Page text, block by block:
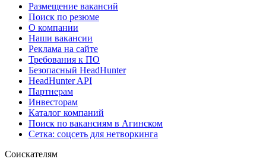
Размещение вакансий
Поиск по резюме
О компании
Наши вакансии
Реклама на сайте
Требования к ПО
Безопасный HeadHunter
HeadHunter API
Партнерам
Инвесторам
Каталог компаний
Поиск по вакансиям в Агинском
Сетка: соцсеть для нетворкинга
Соискателям